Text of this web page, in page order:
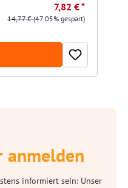
7,82 € *
14,77 €(47.05% gespart)
anmelden
informiert sein: Unser